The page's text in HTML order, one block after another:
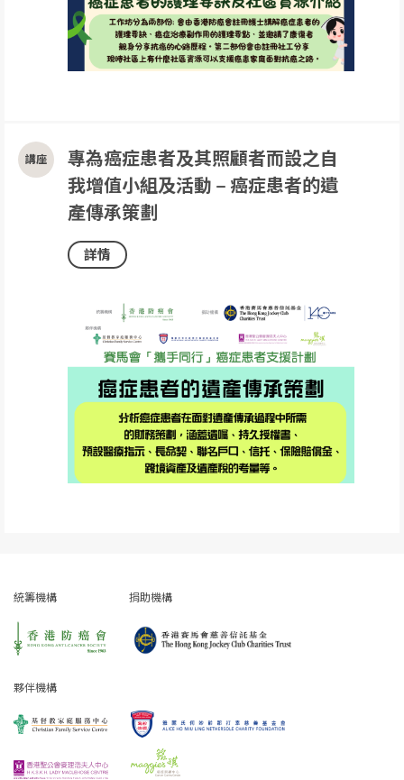
專為癌症患者及其照顧者而設之自
我增值小組及活動 – 癌症患者的遺
產傳承策劃
詳情
統籌機構 捐助機構
夥伴機構